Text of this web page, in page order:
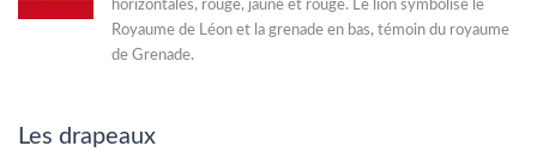
horizontales, rouge, jaune et rouge. Le lion symbolise le
Royaume de Léon et la grenade en bas, témoin du royaume
de Grenade.
Les drapeaux